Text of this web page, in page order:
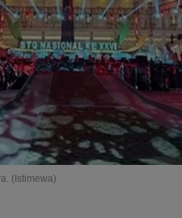
(Istimewa)